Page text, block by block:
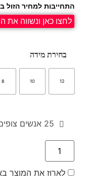
התחייבות למחיר הזול
לחצו כאן ונשווה את
בחירת מידה
12
10
8
25 אנשים
לארוז את המוצר